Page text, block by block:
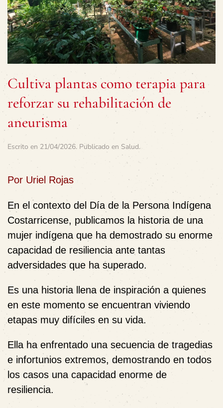
Cultiva plantas como terapia para
reforzar su rehabilitación de
aneurisma
Escrito en 21/04/2026. Publicado en Salud.
Por Uriel Rojas
En el contexto del Día de la Persona Indígena
Costarricense, publicamos la historia de una
mujer indígena que ha demostrado su enorme
capacidad de resiliencia ante tantas
adversidades que ha superado.
Es una historia llena de inspiración a quienes
en este momento se encuentran viviendo
etapas muy difíciles en su vida.
Ella ha enfrentado una secuencia de tragedias
e infortunios extremos, demostrando en todos
los casos una capacidad enorme de
resiliencia.